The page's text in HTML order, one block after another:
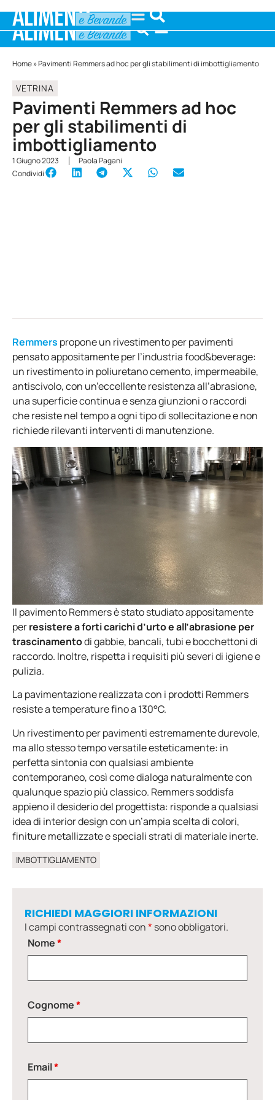
Home»Pavimenti Remmers ad hoc per gli stabilimenti di imbottigliamento
VETRINA
Pavimenti Remmers ad hoc
per gli stabilimenti di
imbottigliamento
1 Giugno 2023
Paola Pagani
Condividi
Remmers propone un rivestimento per pavimenti
pensato appositamente per l’industria food&beverage:
un rivestimento in poliuretano cemento, impermeabile,
antiscivolo, con un’eccellente resistenza all’abrasione,
una superficie continua e senza giunzioni o raccordi
che resiste nel tempo a ogni tipo di sollecitazione e non
richiede rilevanti interventi di manutenzione.
Il pavimento Remmers è stato studiato appositamente
perresistere a forti carichi d’urtoe all’abrasione per
trascinamentodi gabbie, bancali, tubi e bocchettoni di
raccordo. Inoltre, rispetta i requisiti più severi di igiene e
pulizia.
La pavimentazione realizzata con i prodotti Remmers
resiste a temperature fino a 130°C.
Un rivestimento per pavimenti estremamente durevole,
ma allo stesso tempo versatile esteticamente: in
perfetta sintonia con qualsiasi ambiente
contemporaneo, così come dialoga naturalmente con
qualunque spazio più classico. Remmers soddisfa
appieno il desiderio del progettista: risponde a qualsiasi
idea di interior design con un’ampia scelta di colori,
finiture metallizzate e speciali strati di materiale inerte.
IMBOTTIGLIAMENTO
RICHIEDI MAGGIORI INFORMAZIONI
I campi contrassegnati con* sono obbligatori.
Nome*
Cognome*
Email*